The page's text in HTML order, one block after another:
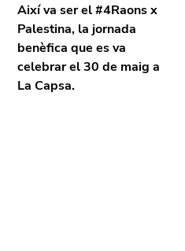
Així va ser el #4Raons x
Palestina, la jornada
benèfica que es va
celebrar el 30 de maig a
La Capsa.